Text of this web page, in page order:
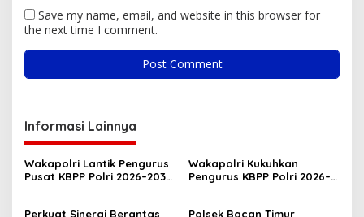
Save my name, email, and website in this browser for
the next time I comment.
Informasi Lainnya
Wakapolri Lantik Pengurus
Pusat KBPP Polri 2026–2031,
Wakapolri Kukuhkan
Pengurus KBPP Polri 2026–
Perkuat Sinergi Berantas
Polsek Bacan Timur